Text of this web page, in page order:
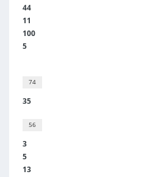
44
11
100
5
74
35
56
3
5
13